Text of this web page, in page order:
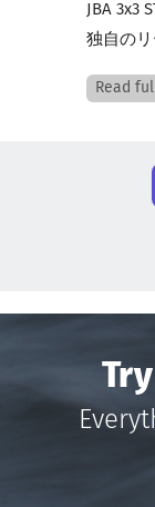
JBA
独自の
Read full